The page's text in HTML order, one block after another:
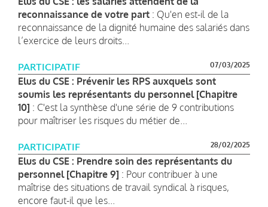
reconnaissance de votre part : Qu'en est-il de la
reconnaissance de la dignité humaine des salariés dans
l’exercice de leurs droits...
PARTICIPATIF 07/03/2025
Elus du CSE : Prévenir les RPS auxquels sont
soumis les représentants du personnel [Chapitre
10] : C'est la synthèse d'une série de 9 contributions
pour maîtriser les risques du métier de...
PARTICIPATIF 28/02/2025
Elus du CSE : Prendre soin des représentants du
personnel [Chapitre 9] : Pour contribuer à une
maîtrise des situations de travail syndical à risques,
encore faut-il que les...